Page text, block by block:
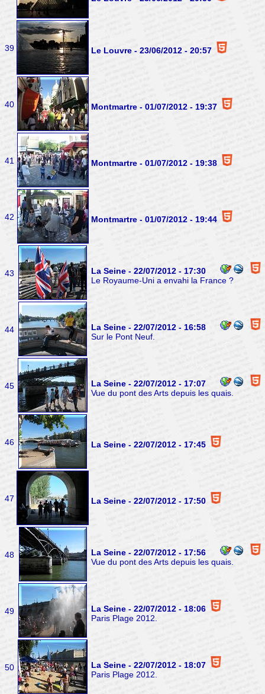
39 Le Louvre - 23/06/2012 - 20:57
40 Montmartre - 01/07/2012 - 19:37
41 Montmartre - 01/07/2012 - 19:38
42 Montmartre - 01/07/2012 - 19:44
43
La Seine - 22/07/2012 - 17:30
Le Royaume-Uni a envahi la France ?
44
La Seine - 22/07/2012 - 16:58
Sur le Pont Neuf.
45
La Seine - 22/07/2012 - 17:07
Vue du pont des Arts depuis les quais.
46 La Seine - 22/07/2012 - 17:45
47 La Seine - 22/07/2012 - 17:50
48
La Seine - 22/07/2012 - 17:56
Vue du pont des Arts depuis les quais.
49
La Seine - 22/07/2012 - 18:06
Paris Plage 2012.
50
La Seine - 22/07/2012 - 18:07
Paris Plage 2012.